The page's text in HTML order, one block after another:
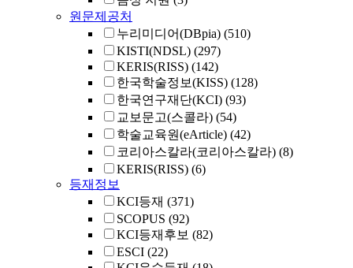
원문제공처
누리미디어(DBpia) (510)
KISTI(NDSL) (297)
KERIS(RISS) (142)
한국학술정보(KISS) (128)
한국연구재단(KCI) (93)
교보문고(스콜라) (54)
학술교육원(eArticle) (42)
코리아스칼라(코리아스칼라) (8)
KERIS(RISS) (6)
등재정보
KCI등재 (371)
SCOPUS (92)
KCI등재후보 (82)
ESCI (22)